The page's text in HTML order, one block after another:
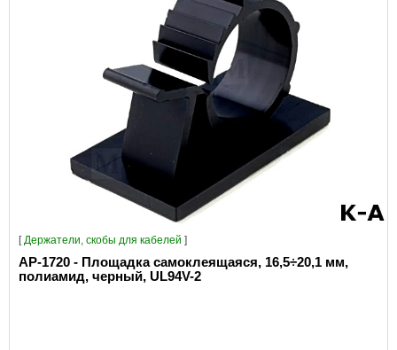
[Держатели, скобы для кабелей ]
AP-1720 - Площадка самоклеящаяся, 16,5÷20,1 мм,
полиамид, черный, UL94V-2